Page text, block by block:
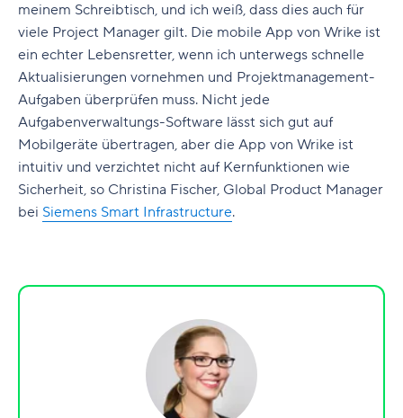
meinem Schreibtisch, und ich weiß, dass dies auch für
viele Project Manager gilt. Die mobile App von Wrike ist
ein echter Lebensretter, wenn ich unterwegs schnelle
Aktualisierungen vornehmen und Projektmanagement-
Aufgaben überprüfen muss. Nicht jede
Aufgabenverwaltungs-Software lässt sich gut auf
Mobilgeräte übertragen, aber die App von Wrike ist
intuitiv und verzichtet nicht auf Kernfunktionen wie
Sicherheit, so Christina Fischer, Global Product Manager
bei Siemens Smart Infrastructure.